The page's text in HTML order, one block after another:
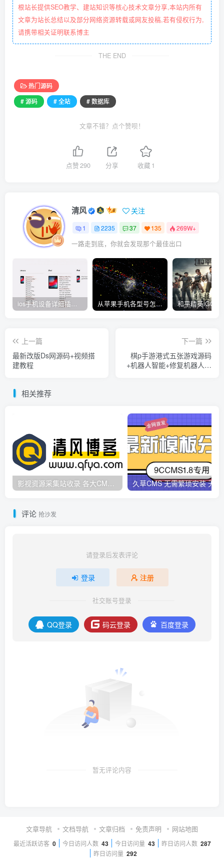
根站长提供SEO教学、建站知识等核心技术文章分享,本站内所有
文章为站长总结以及部分网络资源转载或网友投稿,若有侵权行为,
请携带相关证明联系博主
THE END
热门源码
# 源码
# 全站 # 数据库
文章不错？点个赞呗！
点赞290 分享 收藏 1
清风 关注
1 2235 37 135 269W+
一路走到底，你就会发现那个最佳出口
ios手机设备详细插件平刷教程 从苹果手机各型号怎么越狱到怎么开科技完整教程
上一篇
最新改版Ds网源码+视频搭
建教程
下一篇
棋p手游港式五张游戏源码
+机器人智能+修复机器人问
相关推荐
影视资源采集站收录 各大CMS采集资源站网址合集
评论 抢沙发
请登录后发表评论
登录 注册
社交账号登录
QQ登录 码云登录 百度登录
暂无评论内容
文章导航 文档导航 文章归档 免责声明 网站地图
最近活跃访客 0 今日访问人数 43 今日访问量 43 昨日访问人数 287
昨日访问量 292